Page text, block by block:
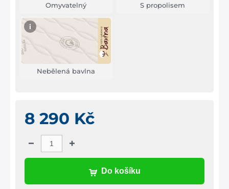
Omyvatelný S propolisem
Nebělená bavlna
i
8 290 Kč
Do košíku